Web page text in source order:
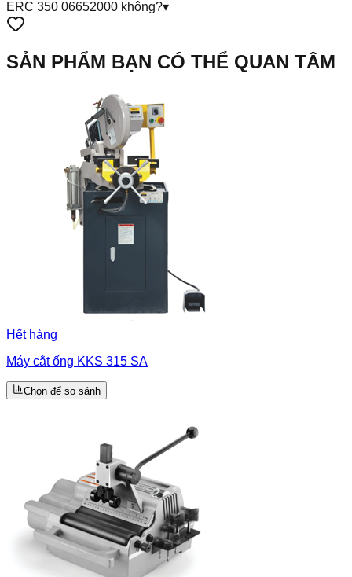
ERC 350 06652000 không?▾
SẢN PHẨM BẠN CÓ THỂ QUAN TÂM
Hết hàng
Máy cắt ống KKS 315 SA
Chọn để so sánh